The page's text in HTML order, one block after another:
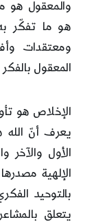
والمعقول هو
هو ما تفكّر
ومعتقدات
المعقول
الإخلاص هو
يعرف أنّ الله
الأول والآخر
الإلهية
بالتوحيد
يتعلق